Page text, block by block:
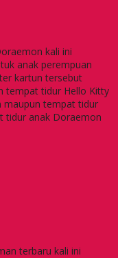
kali ini
anak perempuan
kartun tersebut
tempat tidur Hello Kitty
maupun tempat tidur
tidur anak Doraemon
terbaru kali ini